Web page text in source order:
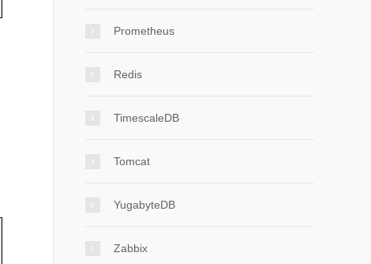
Prometheus
Redis
TimescaleDB
Tomcat
YugabyteDB
Zabbix